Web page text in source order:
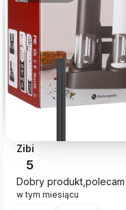
Zibi
5
Dobry produkt,polecam
w tym miesiącu